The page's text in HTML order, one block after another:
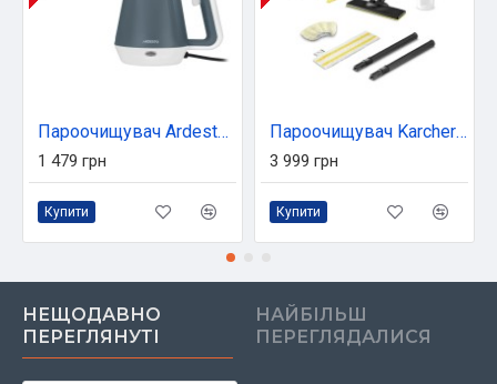
Пароочищувач Ardesto STC-C1200W3-5
1 479 грн
Купити
Пароочищувач Karcher SC 1 EasyFix (1.516-401.0)
3 999 грн
Купити
НЕЩОДАВНО
ПЕРЕГЛЯНУТІ
НАЙБІЛЬШ
ПЕРЕГЛЯДАЛИСЯ